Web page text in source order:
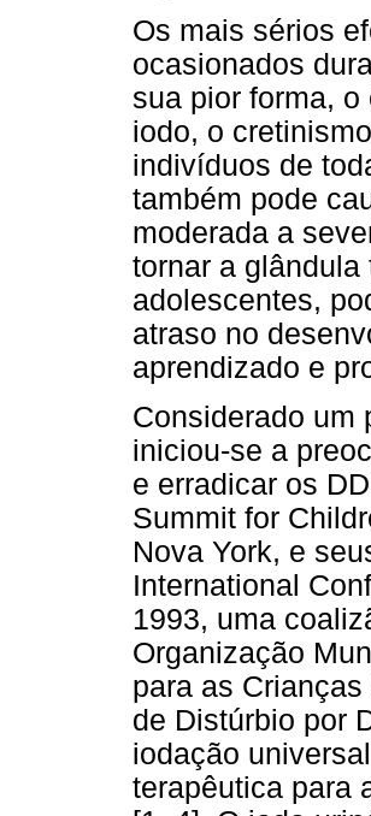
Os mais sérios
ocasionados
sua pior forma,
iodo, o
indivíduos de
também pode
moderada a
tornar a
adolescentes,
atraso no
aprendizado e
Considerado um
iniciou-se a
e erradicar os
Summit for
Nova York, e
International
1993, uma
Organização
para as
de Distúrbio por
iodação
terapêutica para